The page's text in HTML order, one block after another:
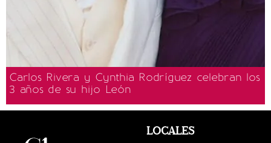
Carlos Rivera y Cynthia Rodríguez celebran los
3 años de su hijo León
LOCALES